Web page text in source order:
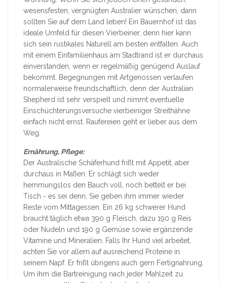
wesensfesten, vergnügten Australier wünschen, dann
sollten Sie auf dem Land leben! Ein Bauernhof ist das
ideale Umfeld für diesen Vierbeiner, denn hier kann
sich sein rustikales Naturell am besten entfalten. Auch
mit einem Einfamilienhaus am Stadtrand ist er durchaus
einverstanden, wenn er regelmäßig genügend Auslauf
bekommt. Begegnungen mit Artgenossen verlaufen
normalerweise freundschaftlich, denn der Australian
Shepherd ist sehr verspielt und nimmt eventuelle
Einschüchterungsversuche vierbeiniger Streithähne
einfach nicht ernst. Raufereien geht er lieber aus dem
Weg.
Ernährung, Pflege:
Der Australische Schäferhund frißt mit Appetit, aber
durchaus in Maßen. Er schlägt sich weder
hemmungslos den Bauch voll, noch bettelt er bei
Tisch - es sei denn, Sie geben ihm immer wieder
Reste vom Mittagessen. Ein 26 kg schwerer Hund
braucht täglich etwa 390 g Fleisch, dazu 190 g Reis
oder Nudeln und 190 g Gemüse sowie ergänzende
Vitamine und Mineralien. Falls Ihr Hund viel arbeitet,
achten Sie vor allem auf ausreichend Proteine in
seinem Napf. Er frißt übrigens auch gern Fertignahrung.
Um ihm die Bartreinigung nach jeder Mahlzeit zu